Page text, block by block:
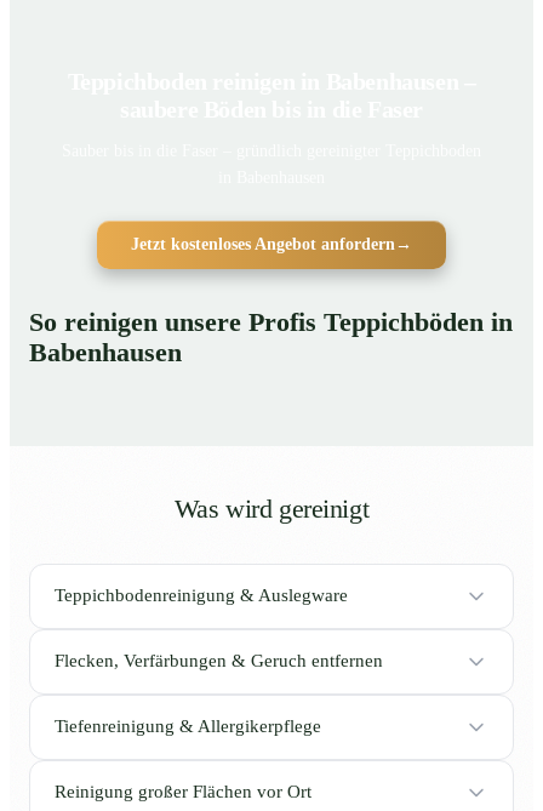
Jetzt kostenloses Angebot anfordern →
So reinigen unsere Profis Teppichböden in
Babenhausen
Was wird gereinigt
Teppichbodenreinigung & Auslegware
Flecken, Verfärbungen & Geruch entfernen
Tiefenreinigung & Allergikerpflege
Reinigung großer Flächen vor Ort